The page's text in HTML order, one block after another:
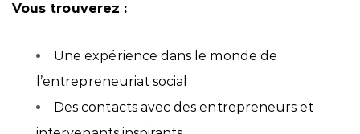
Vous trouverez :
Une expérience dans le monde de
l’entrepreneuriat social
Des contacts avec des entrepreneurs et